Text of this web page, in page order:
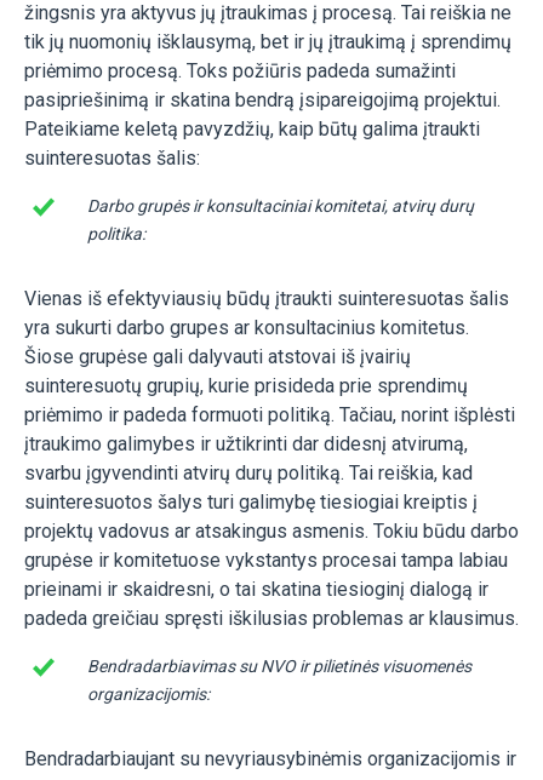
žingsnis yra aktyvus jų įtraukimas į procesą. Tai reiškia ne
tik jų nuomonių išklausymą, bet ir jų įtraukimą į sprendimų
priėmimo procesą. Toks požiūris padeda sumažinti
pasipriešinimą ir skatina bendrą įsipareigojimą projektui.
Pateikiame keletą pavyzdžių, kaip būtų galima įtraukti
suinteresuotas šalis:
Darbo grupės ir konsultaciniai komitetai, atvirų durų
politika:
Vienas iš efektyviausių būdų įtraukti suinteresuotas šalis
yra sukurti darbo grupes ar konsultacinius komitetus.
Šiose grupėse gali dalyvauti atstovai iš įvairių
suinteresuotų grupių, kurie prisideda prie sprendimų
priėmimo ir padeda formuoti politiką. Tačiau, norint išplėsti
įtraukimo galimybes ir užtikrinti dar didesnį atvirumą,
svarbu įgyvendinti atvirų durų politiką. Tai reiškia, kad
suinteresuotos šalys turi galimybę tiesiogiai kreiptis į
projektų vadovus ar atsakingus asmenis. Tokiu būdu darbo
grupėse ir komitetuose vykstantys procesai tampa labiau
prieinami ir skaidresni, o tai skatina tiesioginį dialogą ir
padeda greičiau spręsti iškilusias problemas ar klausimus.
Bendradarbiavimas su NVO ir pilietinės visuomenės
organizacijomis:
Bendradarbiaujant su nevyriausybinėmis organizacijomis ir